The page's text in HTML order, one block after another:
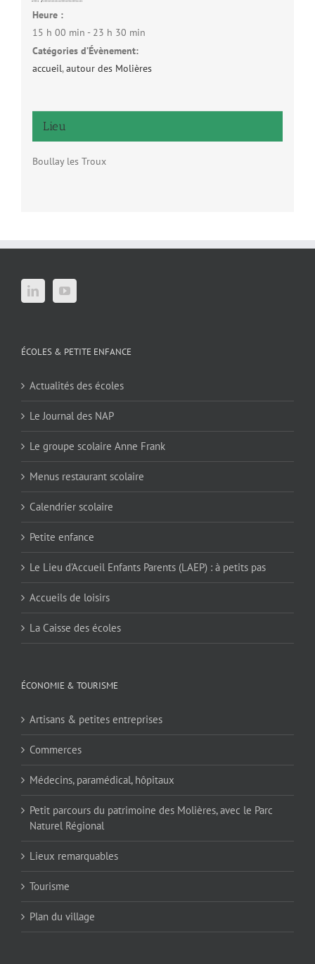
Heure :
15 h 00 min - 23 h 30 min
Catégories d’Évènement:
accueil,autour des Molières
Lieu
Boullay les Troux
ÉCOLES & PETITE ENFANCE
Actualités des écoles
Le Journal des NAP
Le groupe scolaire Anne Frank
Menus restaurant scolaire
Calendrier scolaire
Petite enfance
Le Lieu d’Accueil Enfants Parents (LAEP) : à petits pas
Accueils de loisirs
La Caisse des écoles
ÉCONOMIE & TOURISME
Artisans & petites entreprises
Commerces
Médecins, paramédical, hôpitaux
Petit parcours du patrimoine des Molières, avec le Parc
Naturel Régional
Lieux remarquables
Tourisme
Plan du village